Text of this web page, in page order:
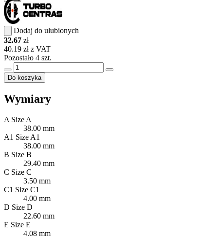
Dodaj do ulubionych
32.67 zł
40.19 zł z VAT
Pozostało 4 szt.
Do koszyka
Wymiary
A Size A
38.00 mm
A1 Size A1
38.00 mm
B Size B
29.40 mm
C Size C
3.50 mm
C1 Size C1
4.00 mm
D Size D
22.60 mm
E Size E
4.08 mm